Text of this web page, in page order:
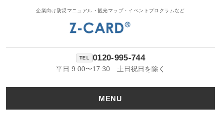
企業向け防災マニュアル・観光マップ・イベントプログラムなど
0120-995-744
平日 9:00〜17:30 土日祝日を除く
MENU